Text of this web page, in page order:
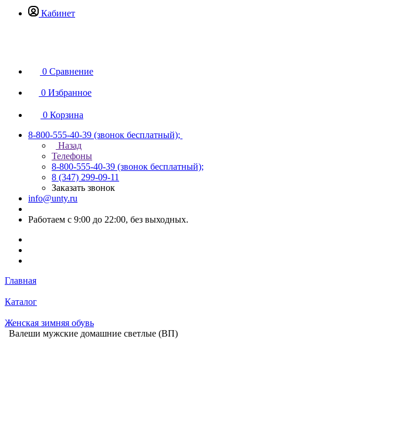
Кабинет
0 Сравнение
0 Избранное
0 Корзина
8-800-555-40-39 (звонок бесплатный);
Назад
Телефоны
8-800-555-40-39 (звонок бесплатный);
8 (347) 299-09-11
Заказать звонок
info@unty.ru
Работаем с 9:00 до 22:00, без выходных.
Главная
Каталог
Женская зимняя обувь
Валеши мужские домашние светлые (ВП)